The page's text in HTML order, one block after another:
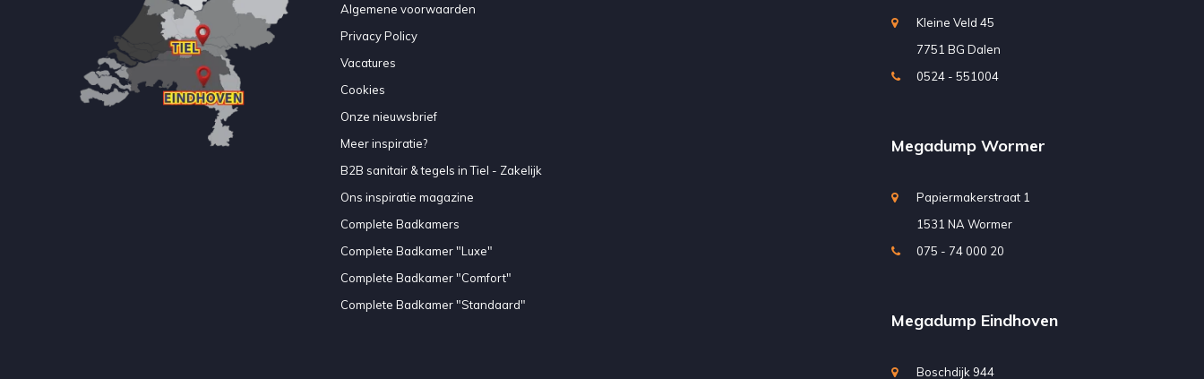
Algemene voorwaarden
Privacy Policy
Vacatures
Cookies
Onze nieuwsbrief
Meer inspiratie?
B2B sanitair & tegels in Tiel - Zakelijk
Ons inspiratie magazine
Complete Badkamers
Complete Badkamer "Luxe"
Complete Badkamer "Comfort"
Complete Badkamer "Standaard"
Kleine Veld 45
7751 BG Dalen
0524 - 551004
Megadump Wormer
Papiermakerstraat 1
1531 NA Wormer
075 - 74 000 20
Megadump Eindhoven
Boschdijk 944